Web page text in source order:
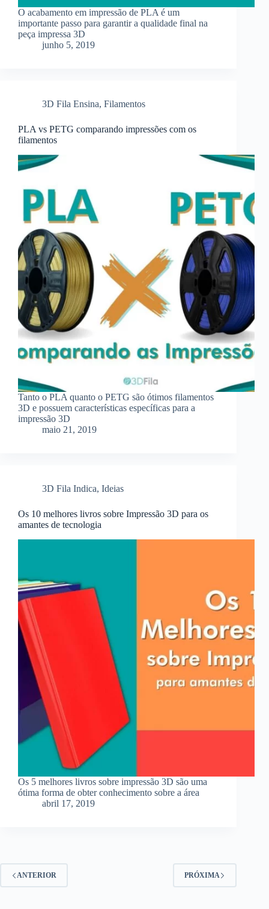
O acabamento em impressão de PLA é um
importante passo para garantir a qualidade final na
peça impressa 3D
junho 5, 2019
3D Fila Ensina, Filamentos
PLA vs PETG comparando impressões com os
filamentos
Tanto o PLA quanto o PETG são ótimos filamentos
3D e possuem características específicas para a
impressão 3D
maio 21, 2019
3D Fila Indica, Ideias
Os 10 melhores livros sobre Impressão 3D para os
amantes de tecnologia
Os 5 melhores livros sobre impressão 3D são uma
ótima forma de obter conhecimento sobre a área
abril 17, 2019
ANTERIOR PRÓXIMA